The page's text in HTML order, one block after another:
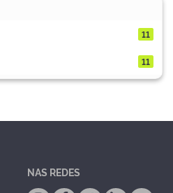
11
11
NAS REDES